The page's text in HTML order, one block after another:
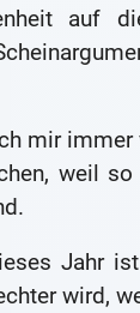
auf
mir
weil
Jahr
wird,